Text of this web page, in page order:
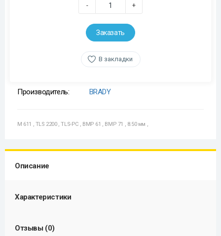
- +
Заказать
В закладки
Производитель: BRADY
M 611 , TLS 2200 , TLS-PC , BMP 61 , BMP 71 , 8.50 мм ,
Описание
Характеристики
Отзывы (0)